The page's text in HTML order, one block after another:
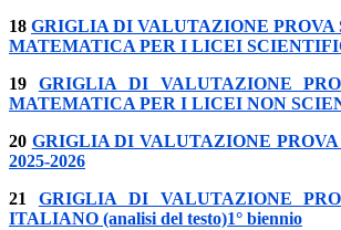
18 GRIGLIA DI VALUTAZIONE PROVA
MATEMATICA PER I LICEI
19 GRIGLIA DI VALUTAZIONE
MATEMATICA PER I LICEI NON
20 GRIGLIA DI VALUTAZIONE
2025-2026
21 GRIGLIA DI VALUTAZIONE
ITALIANO (analisi del testo)1° biennio